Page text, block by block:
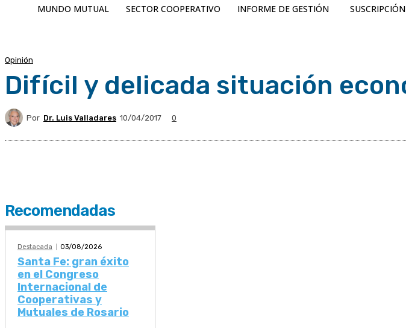
MUNDO MUTUAL SECTOR COOPERATIVO INFORME DE GESTIÓN
Opinión
Difícil y delicada situación
Por Dr. Luis Valladares 10/04/2017 0
Recomendadas
Destacada 03/08/2026
Santa Fe: gran éxito
en el Congreso
Internacional de
Cooperativas y
Mutuales de Rosario